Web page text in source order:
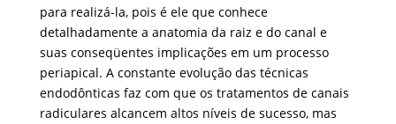
para realizá-la, pois é ele que conhece
detalhadamente a anatomia da raiz e do canal e
suas conseqüentes implicações em um processo
periapical. A constante evolução das técnicas
endodônticas faz com que os tratamentos de canais
radiculares alcancem altos níveis de sucesso, mas